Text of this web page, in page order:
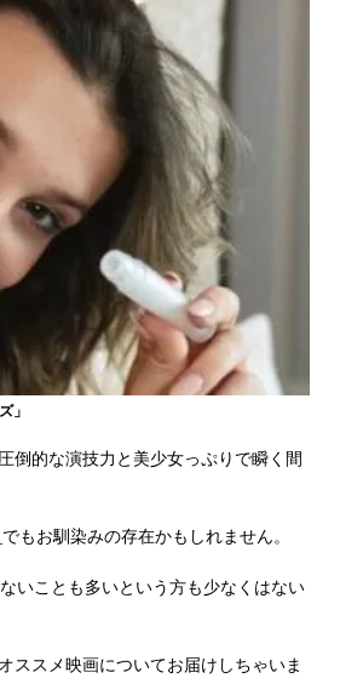
」
倒的な演技力と美少女っぷりで瞬く間
でもお馴染みの存在かもしれません。
いことも多いという方も少なくはない
ススメ映画についてお届けしちゃいま